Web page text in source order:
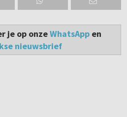
je op onzeWhatsAppen
nieuwsbrief